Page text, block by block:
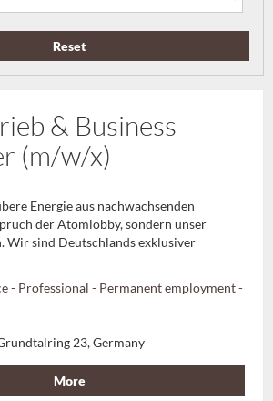
Reset
& Business
(m/w/x)
Energie aus nachwachsenden
der Atomlobby, sondern unser
Wir sind Deutschlands exklusiver
- Professional - Permanent employment -
23, Germany
More